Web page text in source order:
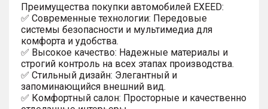
Преимущества покупки автомобилей EXEED:
✅ Современные технологии: Передовые
системы безопасности и мультимедиа для
комфорта и удобства.
✅ Высокое качество: Надежные материалы и
строгий контроль на всех этапах производства.
✅ Стильный дизайн: Элегантный и
запоминающийся внешний вид.
✅ Комфортный салон: Просторные и качественно